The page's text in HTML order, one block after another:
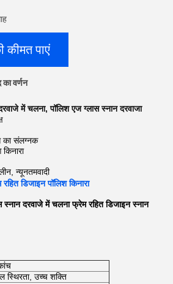
कीमत पाएं
का वर्णन
में चलना,पॉलिश एज ग्लास स्नान दरवाजा
का संलग्नक
न्यूनतमवादी
डिजाइन पॉलिश किनारा
स्नान दरवाजे में चलना फ्रेम रहित डिजाइन स्नान
स्थिरता, उच्च शक्ति